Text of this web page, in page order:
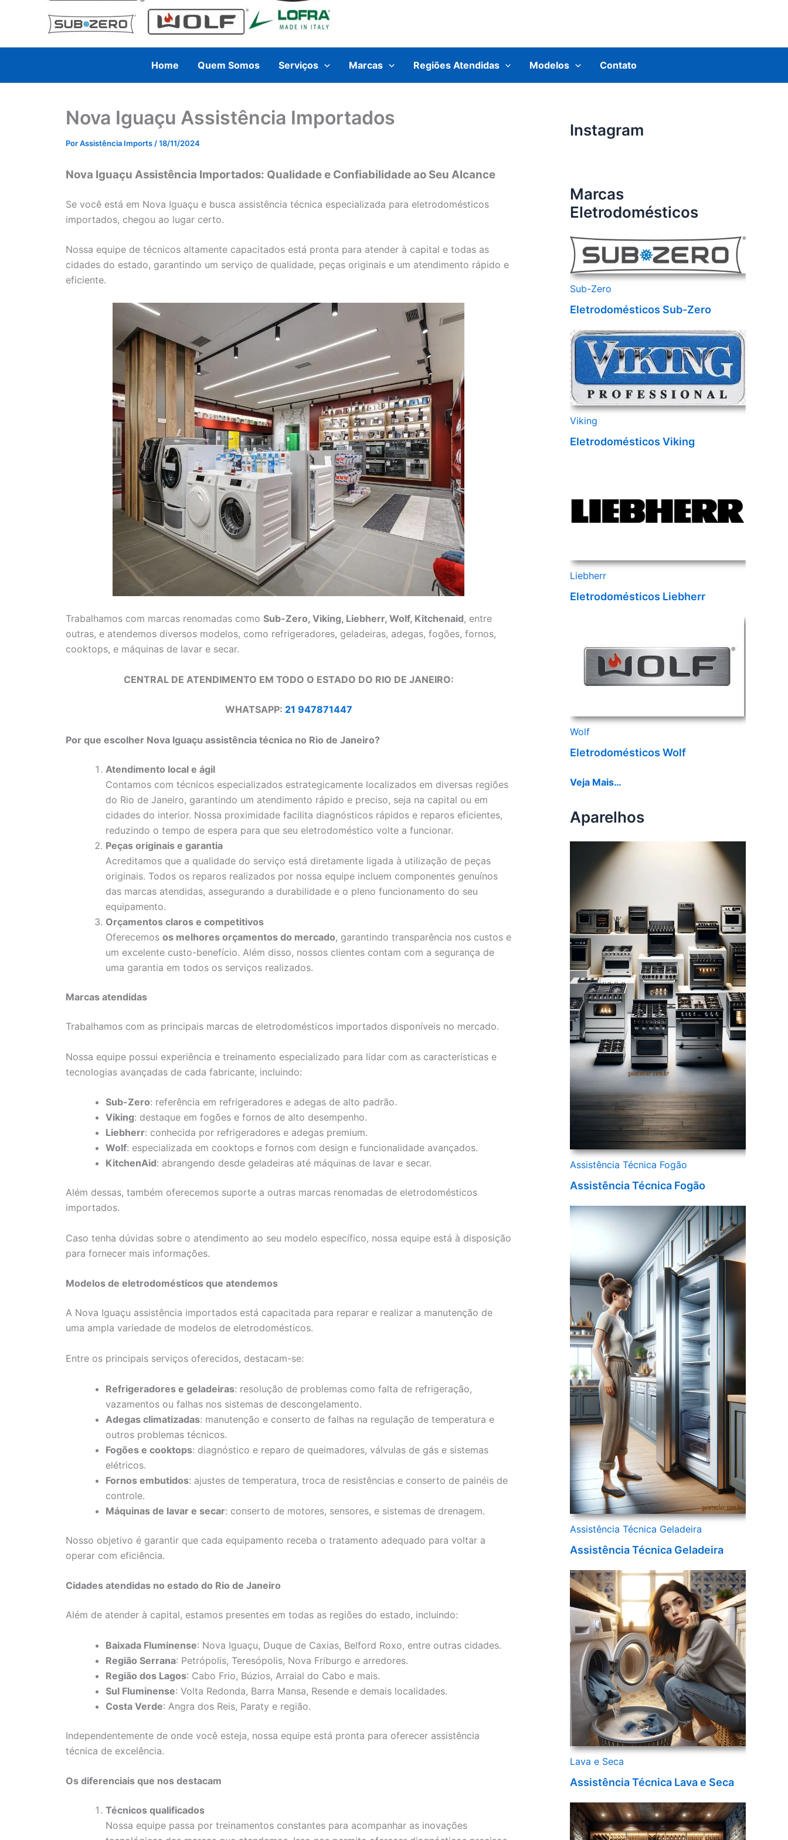
Home Quem Somos Serviços Marcas Regiões Atendidas Modelos Contato
Nova Iguaçu Assistência Importados
PorAssistência Imports /18/11/2024
Nova Iguaçu Assistência Importados: Qualidade e Confiabilidade ao Seu Alcance
Se você está em Nova Iguaçu e busca assistência técnica especializada para eletrodomésticos
importados, chegou ao lugar certo.
Nossa equipe de técnicos altamente capacitados está pronta para atender à capital e todas as
cidades do estado, garantindo um serviço de qualidade, peças originais e um atendimento rápido e
eficiente.
Trabalhamos com marcas renomadas como Sub-Zero, Viking, Liebherr, Wolf, Kitchenaid, entre
outras, e atendemos diversos modelos, como refrigeradores, geladeiras, adegas, fogões, fornos,
cooktops, e máquinas de lavar e secar.
CENTRAL DE ATENDIMENTO EM TODO O ESTADO DO RIO DE JANEIRO:
WHATSAPP: 21 947871447
Por que escolher Nova Iguaçu assistência técnica no Rio de Janeiro?
Atendimento local e ágil
Contamos com técnicos especializados estrategicamente localizados em diversas regiões
do Rio de Janeiro, garantindo um atendimento rápido e preciso, seja na capital ou em
cidades do interior. Nossa proximidade facilita diagnósticos rápidos e reparos eficientes,
reduzindo o tempo de espera para que seu eletrodoméstico volte a funcionar.
Peças originais e garantia
Acreditamos que a qualidade do serviço está diretamente ligada à utilização de peças
originais. Todos os reparos realizados por nossa equipe incluem componentes genuínos
das marcas atendidas, assegurando a durabilidade e o pleno funcionamento do seu
equipamento.
Orçamentos claros e competitivos
Oferecemos os melhores orçamentos do mercado, garantindo transparência nos custos e
um excelente custo-benefício. Além disso, nossos clientes contam com a segurança de
uma garantia em todos os serviços realizados.
Marcas atendidas
Trabalhamos com as principais marcas de eletrodomésticos importados disponíveis no mercado.
Nossa equipe possui experiência e treinamento especializado para lidar com as características e
tecnologias avançadas de cada fabricante, incluindo:
Sub-Zero: referência em refrigeradores e adegas de alto padrão.
Viking: destaque em fogões e fornos de alto desempenho.
Liebherr: conhecida por refrigeradores e adegas premium.
Wolf: especializada em cooktops e fornos com design e funcionalidade avançados.
KitchenAid: abrangendo desde geladeiras até máquinas de lavar e secar.
Além dessas, também oferecemos suporte a outras marcas renomadas de eletrodomésticos
importados.
Caso tenha dúvidas sobre o atendimento ao seu modelo específico, nossa equipe está à disposição
para fornecer mais informações.
Modelos de eletrodomésticos que atendemos
A Nova Iguaçu assistência importados está capacitada para reparar e realizar a manutenção de
uma ampla variedade de modelos de eletrodomésticos.
Entre os principais serviços oferecidos, destacam-se:
Refrigeradores e geladeiras: resolução de problemas como falta de refrigeração,
vazamentos ou falhas nos sistemas de descongelamento.
Adegas climatizadas: manutenção e conserto de falhas na regulação de temperatura e
outros problemas técnicos.
Fogões e cooktops: diagnóstico e reparo de queimadores, válvulas de gás e sistemas
elétricos.
Fornos embutidos: ajustes de temperatura, troca de resistências e conserto de painéis de
controle.
Máquinas de lavar e secar: conserto de motores, sensores, e sistemas de drenagem.
Nosso objetivo é garantir que cada equipamento receba o tratamento adequado para voltar a
operar com eficiência.
Cidades atendidas no estado do Rio de Janeiro
Além de atender à capital, estamos presentes em todas as regiões do estado, incluindo:
Baixada Fluminense: Nova Iguaçu, Duque de Caxias, Belford Roxo, entre outras cidades.
Região Serrana: Petrópolis, Teresópolis, Nova Friburgo e arredores.
Região dos Lagos: Cabo Frio, Búzios, Arraial do Cabo e mais.
Sul Fluminense: Volta Redonda, Barra Mansa, Resende e demais localidades.
Costa Verde: Angra dos Reis, Paraty e região.
Independentemente de onde você esteja, nossa equipe está pronta para oferecer assistência
técnica de excelência.
Os diferenciais que nos destacam
Técnicos qualificados
Nossa equipe passa por treinamentos constantes para acompanhar as inovações
Instagram
Marcas
Eletrodomésticos
Sub-Zero
Eletrodomésticos Sub-Zero
Viking
Eletrodomésticos Viking
Liebherr
Eletrodomésticos Liebherr
Wolf
Eletrodomésticos Wolf
Veja Mais…
Aparelhos
Assistência Técnica Fogão
Assistência Técnica Fogão
Assistência Técnica Geladeira
Assistência Técnica Geladeira
Lava e Seca
Assistência Técnica Lava e Seca